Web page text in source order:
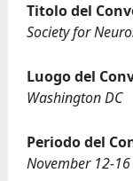
Titolo del
Society for
Luogo del
Washington DC
Periodo del
November 12-16